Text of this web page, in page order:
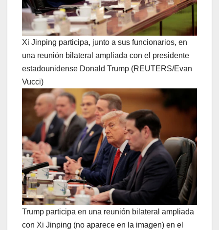
Xi Jinping participa, junto a sus funcionarios, en
una reunión bilateral ampliada con el presidente
estadounidense Donald Trump (REUTERS/Evan
Vucci)
Trump participa en una reunión bilateral ampliada
con Xi Jinping (no aparece en la imagen) en el